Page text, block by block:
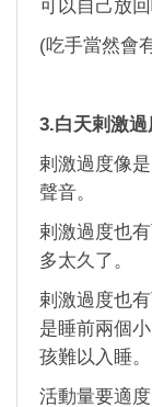
可以自己放回
(吃手當然會
3.白天剌激過
剌激過度像
聲音。
剌激過度也
多太久了。
剌激過度也
是睡前兩個
孩難以入睡。
活動量要適